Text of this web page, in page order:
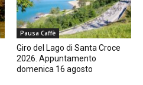
Pausa Caffè
Giro del Lago di Santa Croce
2026. Appuntamento
domenica 16 agosto